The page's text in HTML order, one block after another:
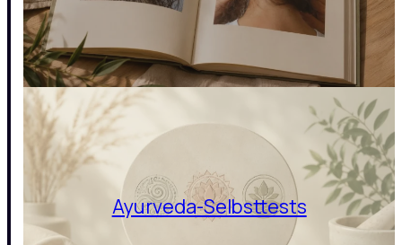
Ayurveda-Selbsttests